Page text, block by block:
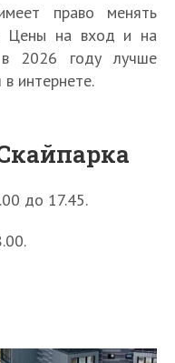
право менять
Цены на вход и на
2026 году лучше
интернете.
до 17.45.